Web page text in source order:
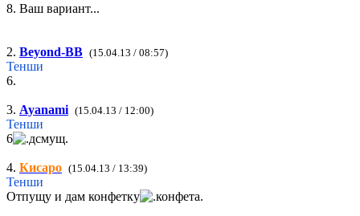
8. Ваш вариант...
2. Beyond-BB (15.04.13 / 08:57)
Тенши
6.
3. Ayanami (15.04.13 / 12:00)
Тенши
6
4. Кисаро (15.04.13 / 13:39)
Тенши
Отпущу и дам конфетку